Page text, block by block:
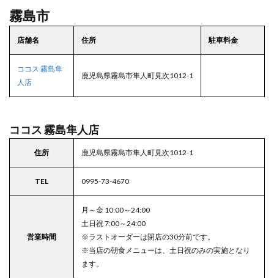
霧島市
店舗名 住所 駐車料金
ココス 霧島隼
人店
鹿児島県霧島市隼人町見次1012-1
ココス 霧島隼人店
住所 鹿児島県霧島市隼人町見次1012-1
TEL 0995-73-4670
営業時間
月～金 10:00～24:00
土日祝 7:00～24:00
※ラストオーダーは閉店の30分前です。
※当店の朝食メニューは、土日祝のみの実施となり
ます。